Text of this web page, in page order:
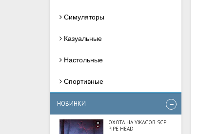
Симуляторы
Казуальные
Настольные
Спортивные
НОВИНКИ
ОХОТА НА УЖАСОВ SCP
PIPE HEAD